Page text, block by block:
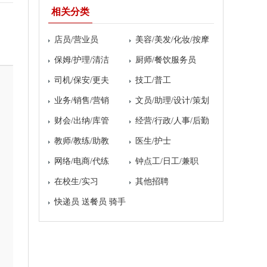
相关分类
店员/营业员 美容/美发/化妆/按摩
保姆/护理/清洁 厨师/餐饮服务员
司机/保安/更夫 技工/普工
业务/销售/营销 文员/助理/设计/策划
财会/出纳/库管 经营/行政/人事/后勤
教师/教练/助教 医生/护士
网络/电商/代练 钟点工/日工/兼职
在校生/实习 其他招聘
快递员 送餐员 骑手